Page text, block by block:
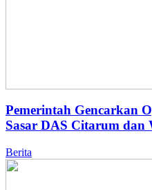
Pemerintah Gencarkan
Sasar DAS Citarum dan
Berita